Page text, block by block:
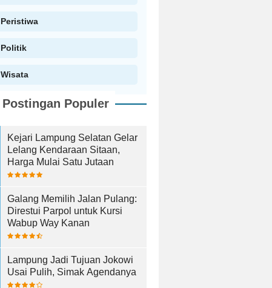
Peristiwa
Politik
Wisata
Postingan Populer
Kejari Lampung Selatan Gelar
Lelang Kendaraan Sitaan,
Harga Mulai Satu Jutaan
Galang Memilih Jalan Pulang:
Direstui Parpol untuk Kursi
Wabup Way Kanan
Lampung Jadi Tujuan Jokowi
Usai Pulih, Simak Agendanya